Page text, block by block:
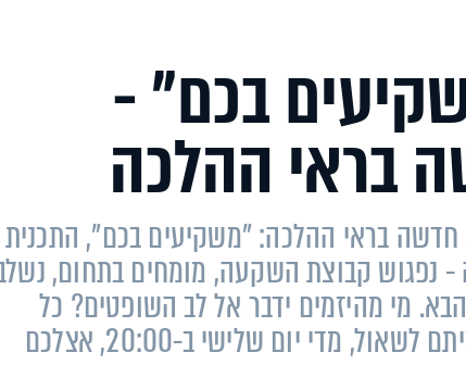
"משקיעים בכם" -
בראי ההלכה
חדשה בראי ההלכה: "משקיעים בכם", התכנית
נפגוש קבוצת השקעה, מומחים בתחום,
מי מהיזמים ידבר אל לב השופטים? כל
השאלות, כל המושגים והנושאים שתמיד רציתם לשאול, מדי יום שלישי ב-20:00, אצלכם